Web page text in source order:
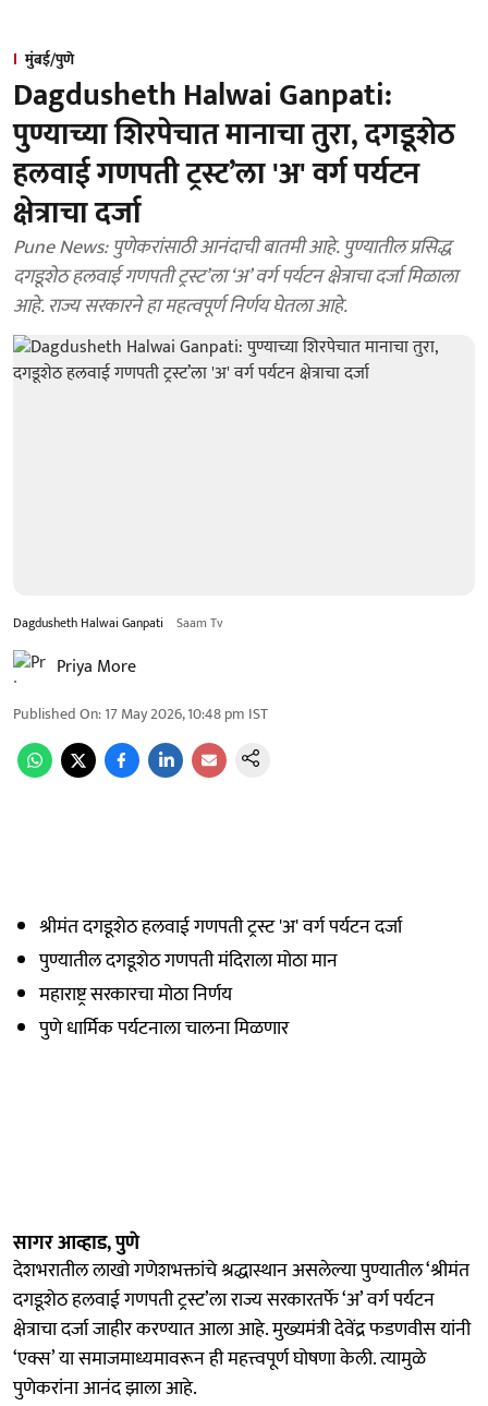
मुंबई/पुणे
Dagdusheth Halwai Ganpati:
पुण्याच्या शिरपेचात मानाचा तुरा, दगडूशेठ
हलवाई गणपती ट्रस्ट’ला 'अ' वर्ग पर्यटन
क्षेत्राचा दर्जा
Pune News: पुणेकरांसाठी आनंदाची बातमी आहे. पुण्यातील प्रसिद्ध
दगडूशेठ हलवाई गणपती ट्रस्ट’ला ‘अ’ वर्ग पर्यटन क्षेत्राचा दर्जा मिळाला
आहे. राज्य सरकारने हा महत्वपूर्ण निर्णय घेतला आहे.
Dagdusheth Halwai Ganpati Saam Tv
Priya More
Published On:17 May 2026, 10:48 pm IST
श्रीमंत दगडूशेठ हलवाई गणपती ट्रस्ट 'अ' वर्ग पर्यटन दर्जा
पुण्यातील दगडूशेठ गणपती मंदिराला मोठा मान
महाराष्ट्र सरकारचा मोठा निर्णय
पुणे धार्मिक पर्यटनाला चालना मिळणार
सागर आव्हाड, पुणे
देशभरातील लाखो गणेशभक्तांचे श्रद्धास्थान असलेल्या पुण्यातील ‘श्रीमंत
दगडूशेठ हलवाई गणपती ट्रस्ट’ला राज्य सरकारतर्फे ‘अ’ वर्ग पर्यटन
क्षेत्राचा दर्जा जाहीर करण्यात आला आहे. मुख्यमंत्री देवेंद्र फडणवीस यांनी
‘एक्स’ या समाजमाध्यमावरून ही महत्त्वपूर्ण घोषणा केली. त्यामुळे
पुणेकरांना आनंद झाला आहे.